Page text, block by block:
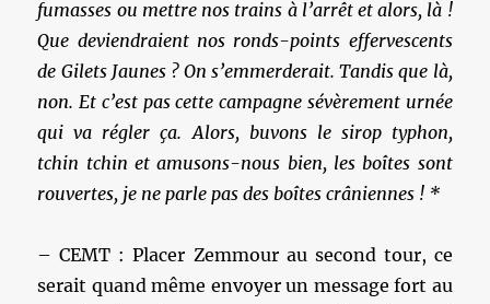
fumasses ou mettre nos trains à l’arrêt et alors, là !
Que deviendraient nos ronds-points effervescents
de Gilets Jaunes ? On s’emmerderait. Tandis que là,
non. Et c’est pas cette campagne sévèrement urnée
qui va régler ça. Alors, buvons le sirop typhon,
tchin tchin et amusons-nous bien, les boîtes sont
rouvertes, je ne parle pas des boîtes crâniennes ! *
– CEMT : Placer Zemmour au second tour, ce
serait quand même envoyer un message fort au